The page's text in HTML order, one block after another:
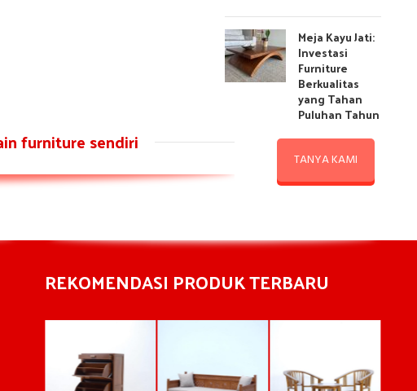
Meja Kayu Jati:
Investasi
Furniture
Berkualitas
yang Tahan
Puluhan Tahun
furniture sendiri
TANYA KAMI
REKOMENDASI PRODUK TERBARU